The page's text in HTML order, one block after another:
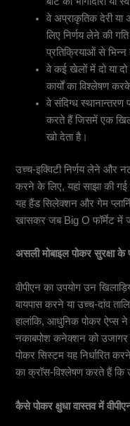
वे अप्राकृतिक देरी
लिए निर्णय लेने की
प्रतिक्रियाओं से भिन्न
वे कई खेलों में दो या दो
कार्यों का विश्लेषण
वे संदिग्ध स्थानान्तरण
करते हैं जिसमें एक
खो देता है।
उच्च-इक्विटी निर्णय लेने और
करने के लिए, यहां साझा की
यह हैंड सिलेक्शन और गेम
खासकर जब Big O फॉर्मेट में
असली मोबाइल पोकर सुरक्षा के
वीपीएन का उपयोग उन
बायपास करने या उच्च-दांव
हालांकि, आधुनिक पोकर ऐप्स
नकाबपोश कनेक्शन को उजागर
पोकर सिस्टम यह निर्धारित
का क्रॉस-विश्लेषण करते हैं कि
कैसे पोकर क्षुधा वास्तव में